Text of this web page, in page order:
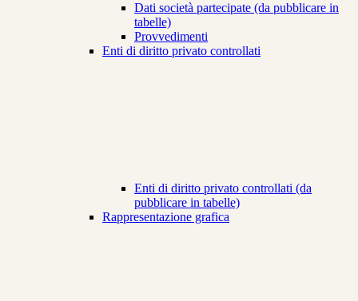
Dati società partecipate (da pubblicare in
tabelle)
Provvedimenti
Enti di diritto privato controllati
Enti di diritto privato controllati (da
pubblicare in tabelle)
Rappresentazione grafica